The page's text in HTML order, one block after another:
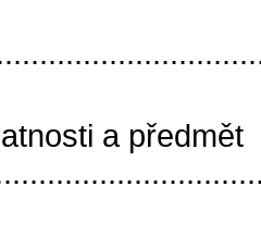
a předmět